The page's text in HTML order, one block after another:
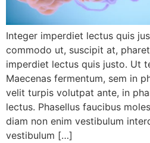
Integer imperdiet lectus quis
commodo ut, suscipit at,
imperdiet lectus quis justo. Ut
Maecenas fermentum, sem in
velit turpis volutpat ante, in
lectus. Phasellus faucibus
diam non enim vestibulum
vestibulum […]